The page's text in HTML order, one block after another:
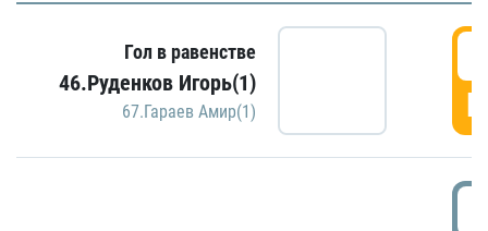
Гол в равенстве
46.Руденков Игорь(1)
67.Гараев Амир(1)